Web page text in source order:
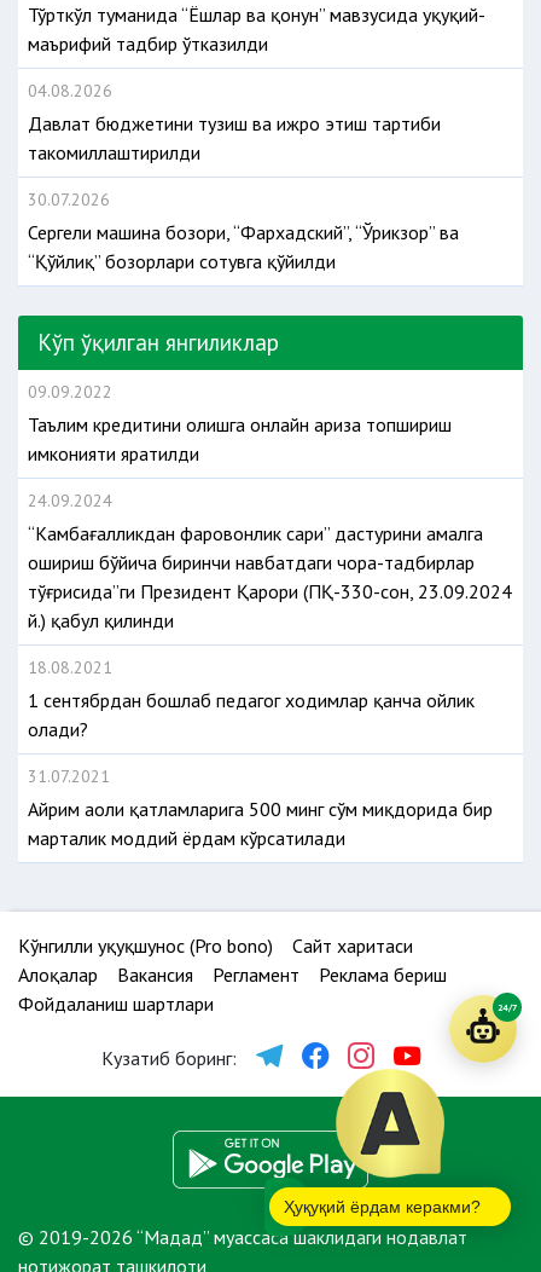
Тўрткўл туманида “Ёшлар ва қонун” мавзусида ҳуқуқий-
маърифий тадбир ўтказилди
04.08.2026
Давлат бюджетини тузиш ва ижро этиш тартиби
такомиллаштирилди
30.07.2026
Сергели машина бозори, “Фархадский”, “Ўрикзор” ва
“Қўйлиқ” бозорлари сотувга қўйилди
Кўп ўқилган янгиликлар
09.09.2022
Таълим кредитини олишга онлайн ариза топшириш
имконияти яратилди
24.09.2024
“Камбағалликдан фаровонлик сари” дастурини амалга
ошириш бўйича биринчи навбатдаги чора-тадбирлар
тўғрисида”ги Президент Қарори (ПҚ-330-сон, 23.09.2024
й.) қабул қилинди
18.08.2021
1 сентябрдан бошлаб педагог ходимлар қанча ойлик
олади?
31.07.2021
Айрим аҳоли қатламларига 500 минг сўм миқдорида бир
марталик моддий ёрдам кўрсатилади
Кўнгилли ҳуқуқшунос (Pro bono)
Сайт харитаси
Алоқалар
Вакансия Регламент
Реклама бериш
Фойдаланиш шартлари
Кузатиб боринг:
© 2019-2026 “Мадад” муассаса шаклидаги нодавлат
нотижорат ташкилоти
Ҳуқуқий ёрдам керакми?
24/7